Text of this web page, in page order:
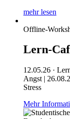
mehr lesen
Offline-
Lern-
12.05.26 ·
Angst |
Stress
Mehr